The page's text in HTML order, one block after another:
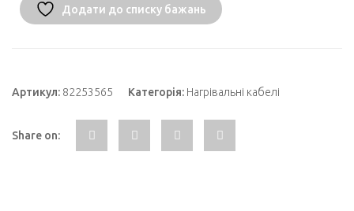
сніготанення
Comfort
двожильний
96
кількість
Додати до списку бажань
Артикул: 82253565 Категорія: Нагрівальні кабелі
Share on: